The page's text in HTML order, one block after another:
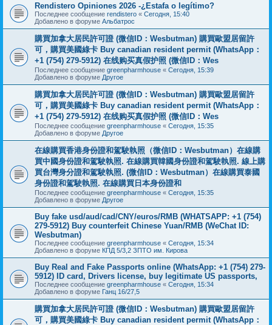
Rendistero Opiniones 2026 -¿Estafa o legítimo?
Последнее сообщение rendistero « Сегодня, 15:40
Добавлено в форуме Альбатрос
購買加拿大居民許可證 (微信ID：Wesbutman) 購買歐盟居留許
可，購買美國綠卡 Buy canadian resident permit (WhatsApp：
+1 (754) 279-5912) 在线购买真假护照 (微信ID：Wes
Последнее сообщение greenpharmhouse « Сегодня, 15:39
Добавлено в форуме Другое
購買加拿大居民許可證 (微信ID：Wesbutman) 購買歐盟居留許
可，購買美國綠卡 Buy canadian resident permit (WhatsApp：
+1 (754) 279-5912) 在线购买真假护照 (微信ID：Wes
Последнее сообщение greenpharmhouse « Сегодня, 15:35
Добавлено в форуме Другое
在線購買香港身份證和駕駛執照（微信ID：Wesbutman）在線購
買中國身份證和駕駛執照. 在線購買韓國身份證和駕駛執照. 線上購
買台灣身分證和駕駛執照. (微信ID：Wesbutman）在線購買泰國
身份證和駕駛執照. 在線購買日本身份證和
Последнее сообщение greenpharmhouse « Сегодня, 15:35
Добавлено в форуме Другое
Buy fake usd/aud/cad/CNY/euros/RMB (WHATSAPP: +1 (754)
279-5912) Buy counterfeit Chinese Yuan/RMB (WeChat ID:
Wesbutman)
Последнее сообщение greenpharmhouse « Сегодня, 15:34
Добавлено в форуме КПД 5/3,2 ЗПТО им. Кирова
Buy Real and Fake Passports online (WhatsApp: +1 (754) 279-
5912) ID card, Drivers license, buy legitimate US passports,
Последнее сообщение greenpharmhouse « Сегодня, 15:34
Добавлено в форуме Ганц 16/27,5
購買加拿大居民許可證 (微信ID：Wesbutman) 購買歐盟居留許
可，購買美國綠卡 Buy canadian resident permit (WhatsApp：